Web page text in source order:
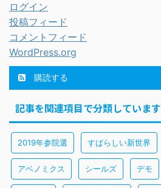
ログイン
投稿フィード
コメントフィード
WordPress.org
購読する
記事を関連項目で分類しています
2019年参院選 すばらしい新世界
アベノミクス シールズ デモ